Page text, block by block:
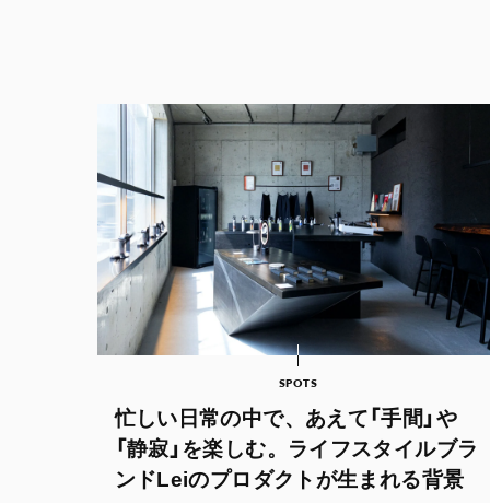
SPOTS
忙しい日常の中で、あえて「手間」や
「静寂」を楽しむ。ライフスタイルブラ
ンドLeiのプロダクトが生まれる背景